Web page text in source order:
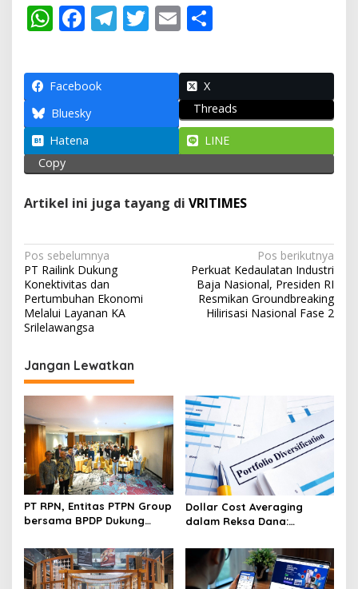
W
at
s
A
p
p
F
e
b
o
o
k
T
e
a
m
T
itt
E
ai
l
ar
e
Facebook
X
Bluesky
Threads
Hatena
LINE
Copy
Artikel ini juga tayang di VRITIMES
N
a
v
i
a
s
i
p
o
s
Pos sebelumnya
PT Railink Dukung
Konektivitas dan
Pertumbuhan Ekonomi
Melalui Layanan KA
Srilelawangsa
Pos berikutnya
Perkuat Kedaulatan Industri
Baja Nasional, Presiden RI
Resmikan Groundbreaking
Hilirisasi Nasional Fase 2
Jangan Lewatkan
PT RPN, Entitas PTPN Group
bersama BPDP Dukung
melalui Workshop Pangan
Sehat Berbasis Minyak
Sawit
Dollar Cost Averaging
dalam Reksa Dana:
untuk Pemula